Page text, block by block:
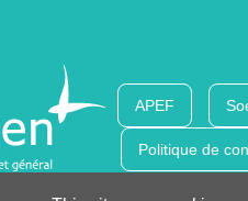
APEF
Politique de